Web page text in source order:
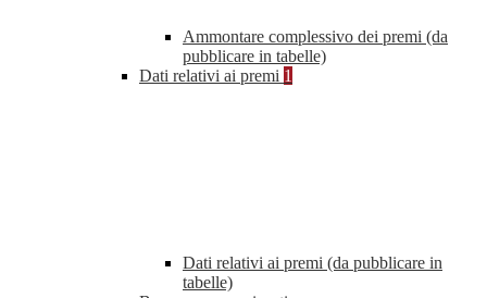
Ammontare complessivo dei premi (da
pubblicare in tabelle)
Dati relativi ai premi 1
Dati relativi ai premi (da pubblicare in
tabelle)